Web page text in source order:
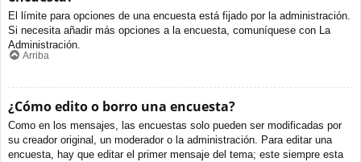
El límite para opciones de una encuesta está fijado por la administración.
Si necesita añadir más opciones a la encuesta, comuníquese con La
Administración.
Arriba
¿Cómo edito o borro una encuesta?
Como en los mensajes, las encuestas solo pueden ser modificadas por
su creador original, un moderador o la administración. Para editar una
encuesta, hay que editar el primer mensaje del tema; este siempre esta